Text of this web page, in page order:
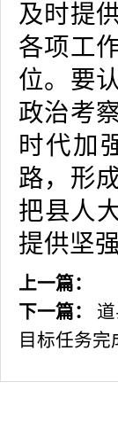
及时提
各项工
位。要
政治考
时代加
路，形
把县人
提供坚
上一篇：
下一篇：
目标任务完